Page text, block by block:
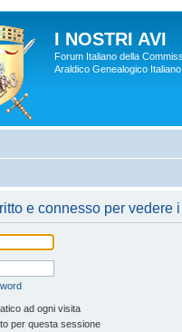
I NOSTRI AVI
Forum Italiano della
Araldico Genealogico
e connesso per vedere
ad ogni visita
per questa sessione